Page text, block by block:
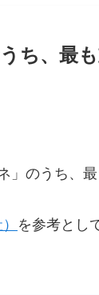
ち、最
」のうち、
を参考とし